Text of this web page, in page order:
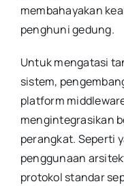
membahayakan
penghuni gedung.
Untuk mengatasi
sistem,
platform
mengintegrasikan
perangkat. Seperti
penggunaan
protokol standar